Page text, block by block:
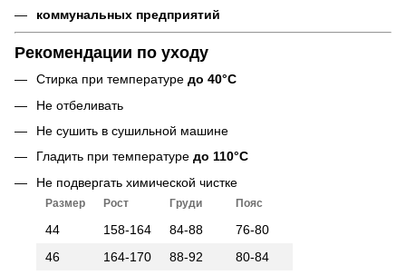
коммунальных предприятий
Рекомендации по уходу
Стирка при температуре до 40°C
Не отбеливать
Не сушить в сушильной машине
Гладить при температуре до 110°C
Не подвергать химической чистке
Размер Рост Груди Пояс
44 158-164 84-88
76-80
46
164-170 88-92
80-84